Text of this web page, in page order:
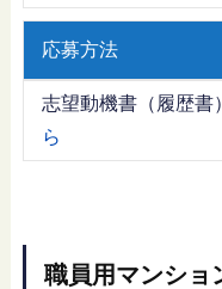
応募方法
志望動機書（履歴書
ら
職員用マンショ